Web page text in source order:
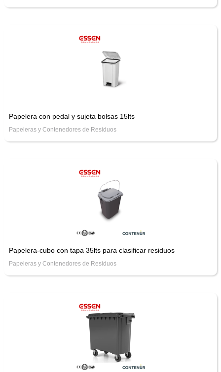
Papelera con pedal y sujeta bolsas 15lts
Papeleras y Contenedores de Residuos
Papelera-cubo con tapa 35lts para clasificar residuos
Papeleras y Contenedores de Residuos